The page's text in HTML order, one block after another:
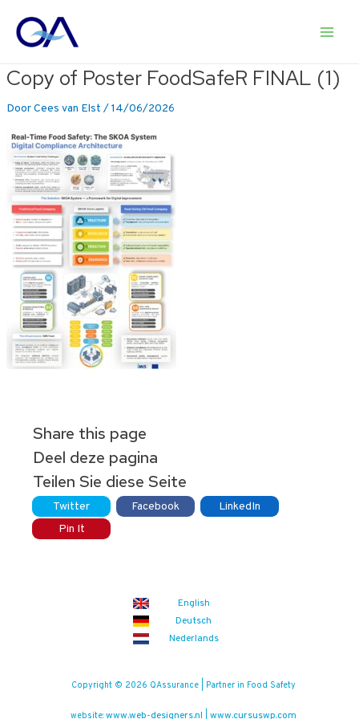
naar
Copy of Poster FoodSafeR FINAL (1)
DoorCees van Elst /14/06/2026
Share this page
Deel deze pagina
Teilen Sie diese Seite
Twitter Facebook
LinkedIn
Pin It
English
Deutsch
Nederlands
Copyright © 2026 QAssurance | Partner in Food Safety
website: www.web-designers.nl www.cursuswp.com